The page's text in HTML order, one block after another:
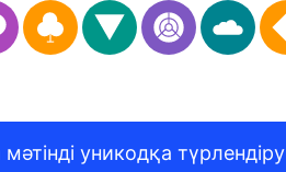
уникодқа түрлендіру